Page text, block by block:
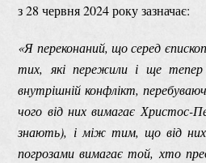
з 28 червня 2024 року зазначає:
«Я переконаний, що серед
тих, які пережили і ще
внутрішній конфлікт,
чого від них вимагає Христос-
знають), і між тим, що від
погрозами вимагає той, хто